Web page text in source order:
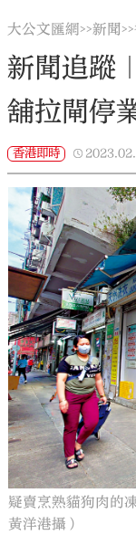
大公文匯網>>新聞>>
新聞追蹤
舖拉閘停
香港即時
疑賣烹熟貓狗肉的
黃洋港攝）